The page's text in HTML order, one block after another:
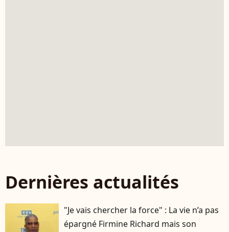
Dernières actualités
"Je vais chercher la force" : La vie n’a pas
épargné Firmine Richard mais son